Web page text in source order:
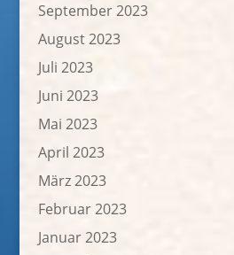
September 2023
August 2023
Juli 2023
Juni 2023
Mai 2023
April 2023
März 2023
Februar 2023
Januar 2023